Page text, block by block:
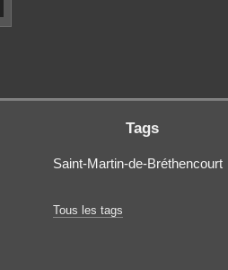
Tags
Saint-Martin-de-Bréthencourt
Tous les tags